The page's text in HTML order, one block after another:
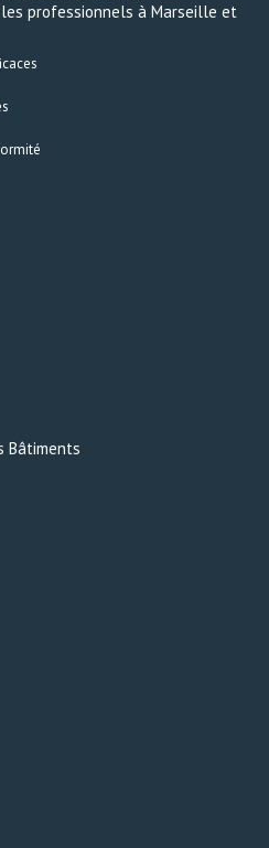
professionnels à Marseille et
Bâtiments